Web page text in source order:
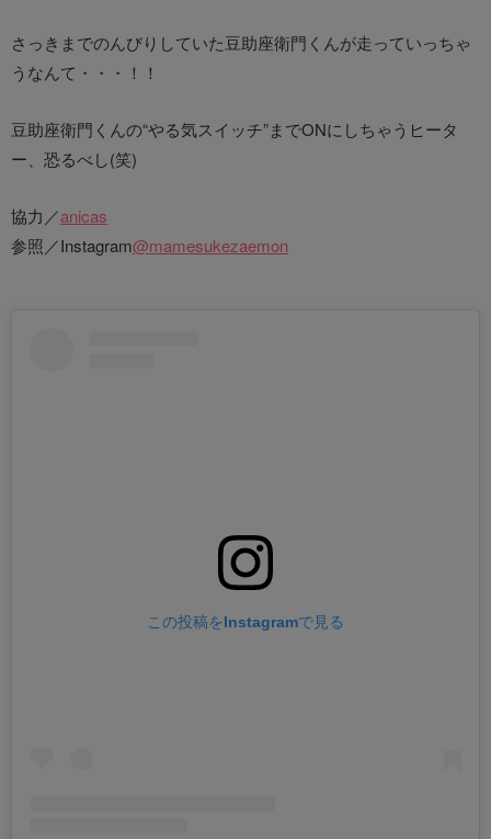
さっきまでのんびりしていた豆助座衛門くんが走っていっちゃ
うなんて・・・！！
豆助座衛門くんの“やる気スイッチ”までONにしちゃうヒータ
ー、恐るべし(笑)
協力／anicas
参照／Instagram@mamesukezaemon
この投稿をInstagramで見る